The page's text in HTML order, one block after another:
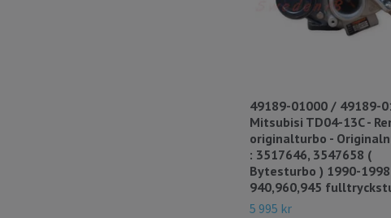
49189-01000 / 49189-
Mitsubisi TD04-13C -
originalturbo -
: 3517646, 3547658 (
Bytesturbo ) 1990-
940,960,945
5 995 kr